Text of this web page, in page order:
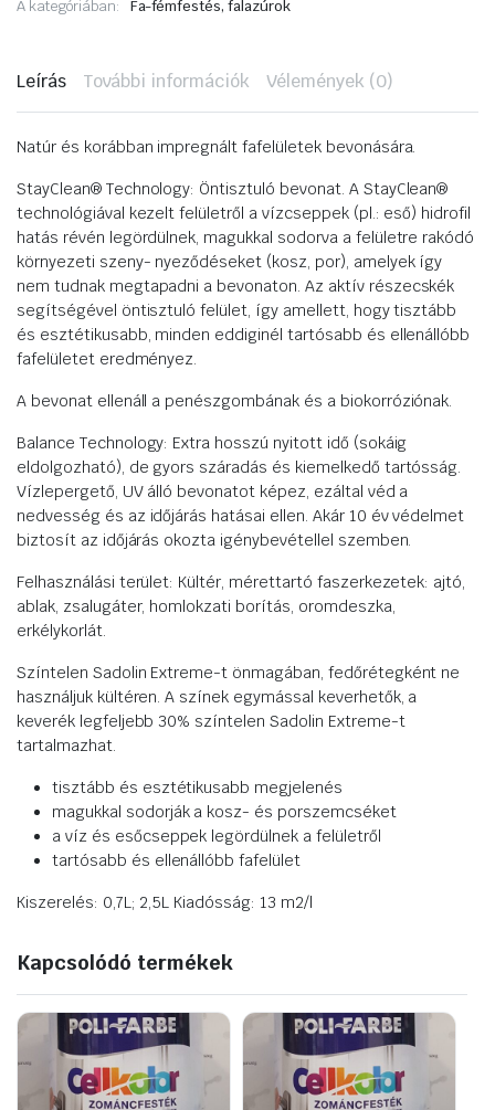
mennyiség
A kategóriában: Fa-fémfestés, falazúrok
Leírás További információk Vélemények (0)
Natúr és korábban impregnált fafelületek bevonására.
StayClean® Technology: Öntisztuló bevonat. A StayClean®
technológiával kezelt felületről a vízcseppek (pl.: eső) hidrofil
hatás révén legördülnek, magukkal sodorva a felületre rakódó
környezeti szeny- nyeződéseket (kosz, por), amelyek így
nem tudnak megtapadni a bevonaton. Az aktív részecskék
segítségével öntisztuló felület, így amellett, hogy tisztább
és esztétikusabb, minden eddiginél tartósabb és ellenállóbb
fafelületet eredményez.
A bevonat ellenáll a penészgombának és a biokorróziónak.
Balance Technology: Extra hosszú nyitott idő (sokáig
eldolgozható), de gyors száradás és kiemelkedő tartósság.
Vízlepergető, UV álló bevonatot képez, ezáltal véd a
nedvesség és az időjárás hatásai ellen. Akár 10 év védelmet
biztosít az időjárás okozta igénybevétellel szemben.
Felhasználási terület: Kültér, mérettartó faszerkezetek: ajtó,
ablak, zsalugáter, homlokzati borítás, oromdeszka,
erkélykorlát.
Színtelen Sadolin Extreme-t önmagában, fedőrétegként ne
használjuk kültéren. A színek egymással keverhetők, a
keverék legfeljebb 30% színtelen Sadolin Extreme-t
tartalmazhat.
tisztább és esztétikusabb megjelenés
magukkal sodorják a kosz- és porszemcséket
a víz és esőcseppek legördülnek a felületről
tartósabb és ellenállóbb fafelület
Kiszerelés: 0,7L; 2,5L Kiadósság: 13 m2/l
Kapcsolódó termékek